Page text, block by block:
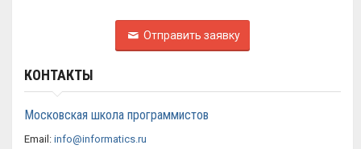
Отправить заявку
КОНТАКТЫ
Московская школа программистов
Email: info@informatics.ru